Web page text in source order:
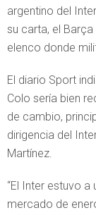
argentino del
su carta, el Barça
elenco donde
El diario Sport
Colo sería bien
de cambio,
dirigencia del
Martínez.
“El Inter estuvo
mercado de